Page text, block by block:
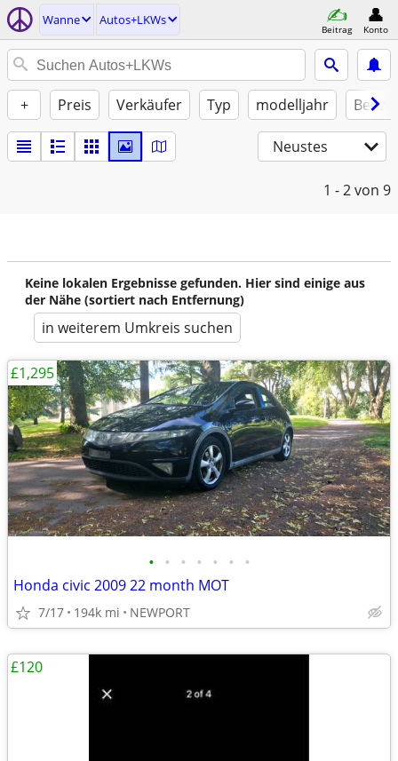
Wanne Autos+LKWs
Beitrag Konto
+ Preis Verkäufer Typ modelljahr Benzin
Neustes
1 - 2von 9
Keine lokalen Ergebnisse gefunden. Hier sind einige aus
der Nähe (sortiert nach Entfernung)
in weiterem Umkreis suchen
• • • • • • •
Honda civic 2009 22 month MOT
7/17 194k mi NEWPORT
£1,295
£120